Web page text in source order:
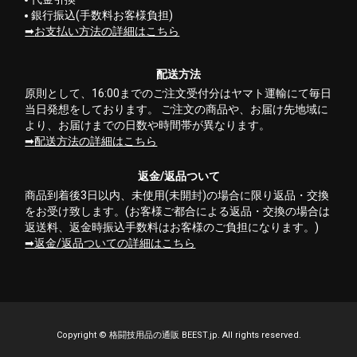
銀行振込(手数料お客様負担)
お支払い方法の詳細はこちら
配送方法
原則として、16:00までのご注文受付分はヤマト運輸にて毎日
当日発想をしております。 ご注文の商品や、お届け先地域に
より、お届けまでの日数や時間帯が異なります。
配送方法の詳細はこちら
返金/返品ついて
商品到着後3日以内、未使用(未開封)の場合に限り返品・交換
をお受け致します。(お客様ご都合による返品・交換の場合は
返送料、返金時振込手数料はお客様のご負担になります。)
返金/返品ついての詳細はこちら
Copyright © 格闘技用品の通販 BEEST.jp. All rights reserved.